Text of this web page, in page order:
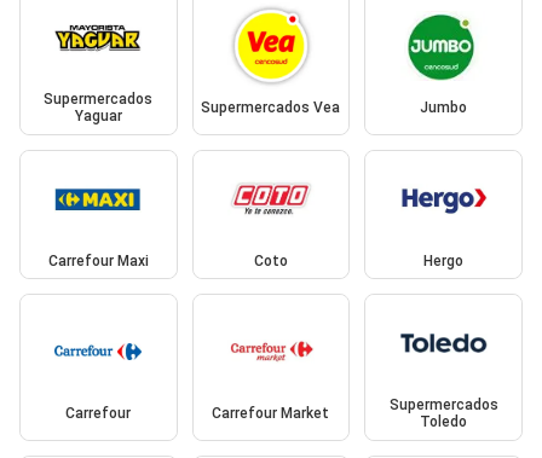
Supermercados
Yaguar
Supermercados Vea Jumbo
Carrefour Maxi Coto Hergo
Carrefour Carrefour Market
Supermercados
Toledo